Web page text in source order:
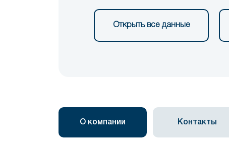
Открыть все данные
О компании Контакты